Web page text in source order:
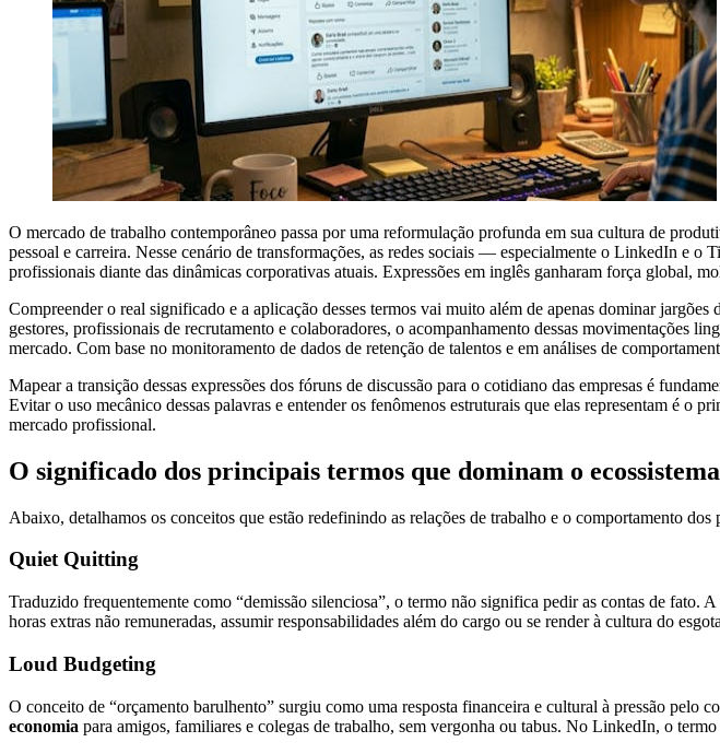
O mercado de trabalho contemporâneo passa por uma reformulação profunda em sua cultura de
pessoal e carreira. Nesse cenário de transformações, as redes sociais — especialmente o LinkedIn e
profissionais diante das dinâmicas corporativas atuais. Expressões em inglês ganharam força global,
Compreender o real significado e a aplicação desses termos vai muito além de apenas dominar jargões
gestores, profissionais de recrutamento e colaboradores, o acompanhamento dessas movimentações
mercado. Com base no monitoramento de dados de retenção de talentos e em análises de
Mapear a transição dessas expressões dos fóruns de discussão para o cotidiano das empresas é
Evitar o uso mecânico dessas palavras e entender os fenômenos estruturais que elas representam é
mercado profissional.
O significado dos principais termos que dominam o
Abaixo, detalhamos os conceitos que estão redefinindo as relações de trabalho e o comportamento dos
Quiet Quitting
Traduzido frequentemente como “demissão silenciosa”, o termo não significa pedir as contas de fato.
horas extras não remuneradas, assumir responsabilidades além do cargo ou se render à cultura do
Loud Budgeting
O conceito de “orçamento barulhento” surgiu como uma resposta financeira e cultural à pressão pelo
economia para amigos, familiares e colegas de trabalho, sem vergonha ou tabus. No LinkedIn, o